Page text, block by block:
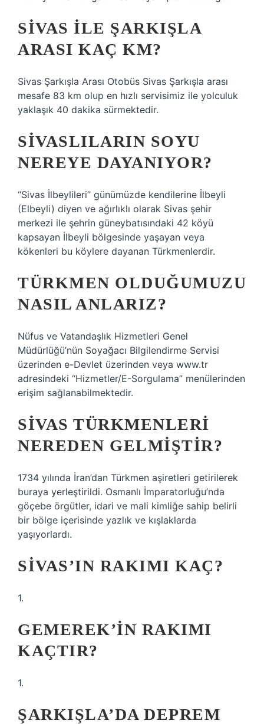
SIVAS ILE ŞARKIŞLA
ARASI KAÇ KM?
Sivas Şarkışla Arası Otobüs Sivas Şarkışla arası
mesafe 83 km olup en hızlı servisimiz ile yolculuk
yaklaşık 40 dakika sürmektedir.
SIVASLILARIN SOYU
NEREYE DAYANIYOR?
“Sivas İlbeylileri” günümüzde kendilerine İlbeyli
(Elbeyli) diyen ve ağırlıklı olarak Sivas şehir
merkezi ile şehrin güneybatısındaki 42 köyü
kapsayan İlbeyli bölgesinde yaşayan veya
kökenleri bu köylere dayanan Türkmenlerdir.
TÜRKMEN OLDUĞUMUZU
NASIL ANLARIZ?
Nüfus ve Vatandaşlık Hizmetleri Genel
Müdürlüğü’nün Soyağacı Bilgilendirme Servisi
üzerinden e-Devlet üzerinden veya www.tr
adresindeki “Hizmetler/E-Sorgulama” menülerinden
erişim sağlanabilmektedir.
SIVAS TÜRKMENLERI
NEREDEN GELMIŞTIR?
1734 yılında İran’dan Türkmen aşiretleri getirilerek
buraya yerleştirildi. Osmanlı İmparatorluğu’nda
göçebe örgütler, idari ve mali kimliğe sahip belirli
bir bölge içerisinde yazlık ve kışlaklarda
yaşıyorlardı.
SIVAS’IN RAKIMI KAÇ?
1.
GEMEREK’IN RAKIMI
KAÇTIR?
1.
ŞARKIŞLA’DA DEPREM